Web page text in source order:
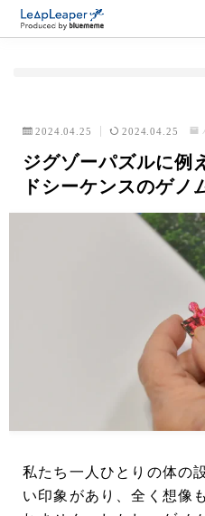
エンジニア
2024.04.25 2024.04.25
ジグゾーパズルに例
ドシーケンスのゲノ
私たち一人ひとりの体の
い印象があり、全く想像